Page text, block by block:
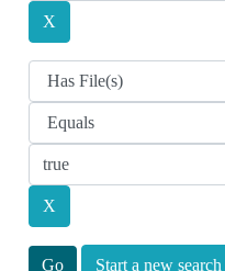
Start a new search